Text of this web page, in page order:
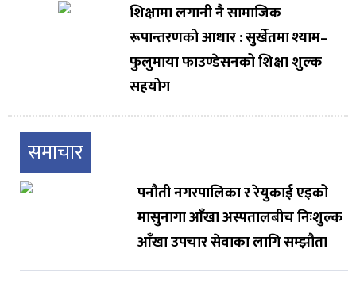
शिक्षामा लगानी नै सामाजिक
रूपान्तरणको आधार : सुर्खेतमा श्याम–
फुलुमाया फाउण्डेसनको शिक्षा शुल्क
सहयोग
समाचार
पनौती नगरपालिका र रेयुकाई एइको
मासुनागा आँखा अस्पतालबीच निःशुल्क
आँखा उपचार सेवाका लागि सम्झौता